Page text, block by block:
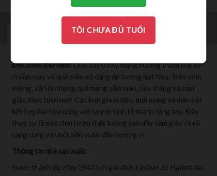
BRAND
Đặc điểm thử nếm:Chai rượu này mang hương thơm của sơ-
ri sẫm mày và quả mâm xô cùng ấn tượng hạt tiêu. Trên vòm
miệng, vẫn là những quả mọng sẫm màu, tiêu trắng và cảm
giác thực tươi mới. Các loại gia vị tiêu, quả mọng và mâu xôi
kết hợp hài hòa cùng với tannin tinh tế thành tầng lớp. Đây
thực sự là một chai rượu chất lượng cao đầy cảm giác và rõ
ràng cùng với một hầu vị dài đầy hương vị
Thông tin nhà sản xuất:
Được thành lập năm 1944 bởi gia đình Lindner, St Hallett đại
TÔI CHƯA ĐỦ TUỔI